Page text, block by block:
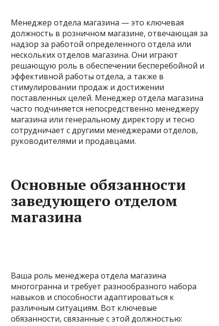
Менеджер отдела магазина — это ключевая
должность в розничном магазине, отвечающая за
надзор за работой определенного отдела или
нескольких отделов магазина. Они играют
решающую роль в обеспечении бесперебойной и
эффективной работы отдела, а также в
стимулировании продаж и достижении
поставленных целей. Менеджер отдела магазина
часто подчиняется непосредственно менеджеру
магазина или генеральному директору и тесно
сотрудничает с другими менеджерами отделов,
руководителями и продавцами.
Основные обязанности
заведующего отделом
магазина
Ваша роль менеджера отдела магазина
многогранна и требует разнообразного набора
навыков и способности адаптироваться к
различным ситуациям. Вот ключевые
обязанности, связанные с этой должностью: